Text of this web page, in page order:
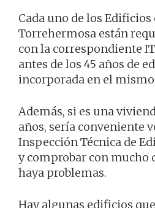
Cada uno de los Edificios
Torrehermosa están
con la correspondiente
antes de los 45 años de
incorporada en el
Además, si es una
años, sería conveniente
Inspección Técnica de
y comprobar con mucho
haya problemas.
Hay algunas edificios